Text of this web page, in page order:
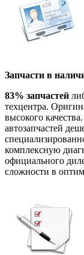
Запчасти в
83% запчастей
техцентра.
высокого
автозапчастей
комплексную
официального
сложности в